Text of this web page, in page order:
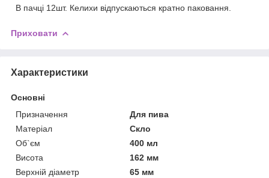
В пачці 12шт. Келихи відпускаються кратно паковання.
Приховати
Характеристики
Основні
Призначення
Для пива
Матеріал
Скло
Об`єм
400 мл
Висота
162 мм
Верхній діаметр
65 мм